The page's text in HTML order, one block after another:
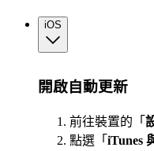
iOS
開啟自動更新
前往裝置的「
點選「 iTunes